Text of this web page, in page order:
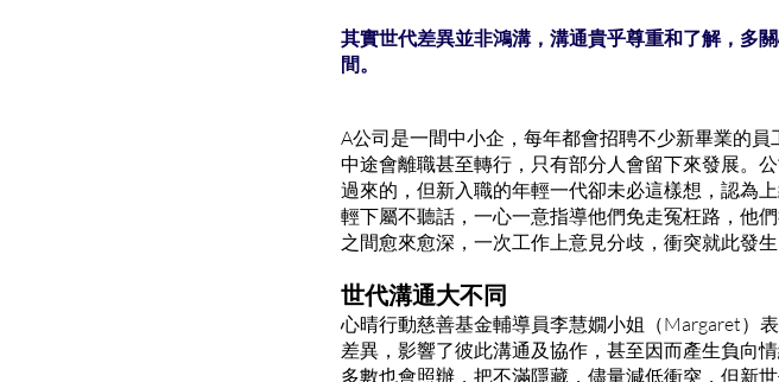
其實世代差異並非鴻溝，溝通貴乎尊重和了解，多
間。
A公司是一間中小企，每年都會招聘不少新畢業的
中途會離職甚至轉行，只有部分人會留下來發展。
過來的，但新入職的年輕一代卻未必這樣想，認為
輕下屬不聽話，一心一意指導他們免走冤枉路，他
之間愈來愈深，一次工作上意見分歧，衝突就此發生
世代溝通大不同
心晴行動慈善基金輔導員李慧嫺小姐（Margaret）
差異，影響了彼此溝通及協作，甚至因而產生負向
多數也會照辦，把不滿隱藏，儘量減低衝突，但新